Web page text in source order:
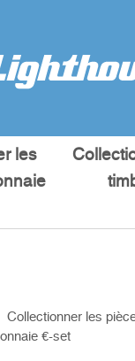
les
Collectionner les
€-set